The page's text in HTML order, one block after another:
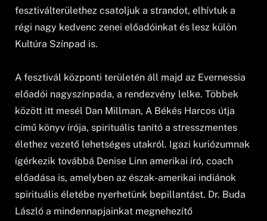
fesztiválterülethez csatoljuk a strandot, elhívtuk a
régi nagy kedvenc zenei előadóinkat és lesz külön
Kultúra Színpad is.
A fesztivál központi területén áll majd az Evernessia
előadói nagyszínpada, a rendezvény lelke. Többek
között itt mesél Dan Millman, A Békés Harcos útja
című könyv írója, spirituális tanító a stresszmentes
élethez vezető lehetséges utakról. Igazi kuriózumnak
ígérkezik továbbá Denise Linn amerikai író, coach
előadása is, amelyben az észak-amerikai indiánok
spirituális életébe nyerhetünk bepillantást. Dr. Buda
László a mindennapjainkat megnehezítő